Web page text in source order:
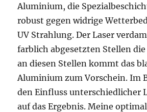
Aluminium, die
robust gegen widrige
UV Strahlung. Der Laser
farblich abgesetzten Stellen
an diesen Stellen kommt das
Aluminium zum Vorschein. Im
den Einfluss unterschiedlicher
auf das Ergebnis. Meine